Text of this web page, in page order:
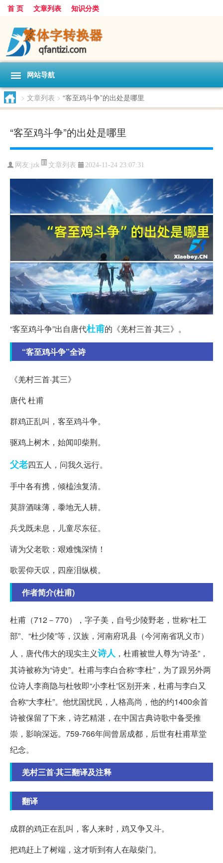
首 页 文章列表 知识分类
网站导航
> 文章列表 > “客至鸡斗争”的出处是哪里
“客至鸡斗争”的出处是哪里
网友:jzk 文章列表 2024-11-24 23:07:31
“客至鸡斗争”出自唐代杜甫的《羌村三首·其三》。
“客至鸡斗争”全诗
《羌村三首·其三》
唐代 杜甫
群鸡正乱叫，客至鸡斗争。
驱鸡上树木，始闻叩柴荆。
父老四五人，问我久远行。
手中各有携，倾榼浊复清。
莫辞酒味薄，黍地无人耕。
兵戈既未息，儿童尽东征。
请为父老歌：艰难愧深情！
歌罢仰天叹，四座泪纵横。
作者简介(杜甫)
杜甫（712－770），字子美，自号少陵野老，世称“杜工
部”、“杜少陵”等，汉族，河南府巩县（今河南省巩义市）
人，唐代伟大的现实主义诗人 ，杜甫被世人尊为“诗圣”，
其诗被称为“诗史”。杜甫与李白合称“李杜”，为了跟另外两
位诗人李商隐与杜牧即“小李杜”区别开来，杜甫与李白又
合称“大李杜”。他忧国忧民，人格高尚，他的约1400余首
诗被保留了下来，诗艺精湛，在中国古典诗歌中备受推
崇，影响深远。759-766年间曾居成都，后世有杜甫草堂
纪念。
羌村三首·其三翻译及注释
翻译
成群的鸡正在乱叫，客人来时，鸡又争又斗。
把鸡赶上了树端，这才听到有人在敲柴门。